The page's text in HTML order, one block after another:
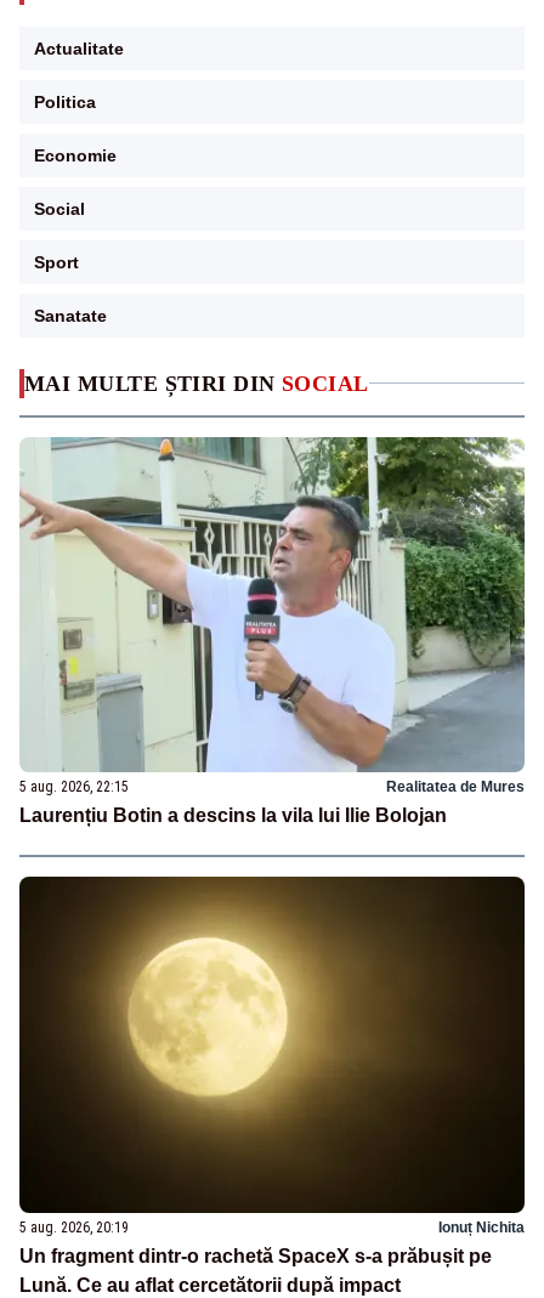
MAI MULTE ȘTIRI DIN SOCIAL
5 aug. 2026, 22:15 Realitatea de Mures
Laurențiu Botin a descins la vila lui Ilie Bolojan
5 aug. 2026, 20:19 Ionuț Nichita
Un fragment dintr-o rachetă SpaceX s-a prăbușit pe
Lună. Ce au aflat cercetătorii după impact
Actualitate
Politica
Economie
Social
Sport
Sanatate